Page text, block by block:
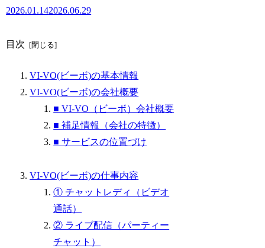
2026.01.142026.06.29
目次
VI-VO(ビーボ)の基本情報
VI-VO(ビーボ)の会社概要
■ VI-VO（ビーボ）会社概要
■ 補足情報（会社の特徴）
■ サービスの位置づけ
VI-VO(ビーボ)の仕事内容
① チャットレディ（ビデオ
通話）
② ライブ配信（パーティー
チャット）